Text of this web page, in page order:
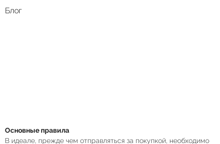
Блог
Основные правила
В идеале, прежде чем отправляться за покупкой, необходимо